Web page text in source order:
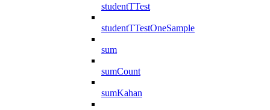
studentTTest
studentTTestOneSample
sum
sumCount
sumKahan